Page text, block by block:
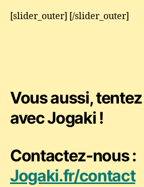
[slider_outer] [/slider_outer]
Vous aussi, tentez
avec Jogaki !
Contactez-nous :
Jogaki.fr/contact